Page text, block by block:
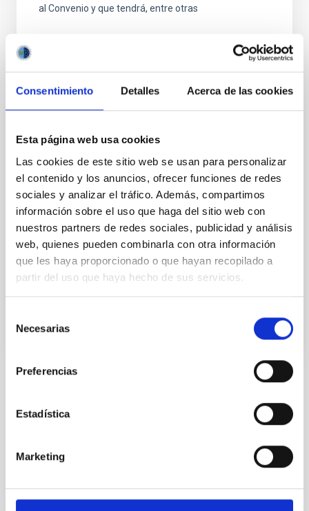
Consentimiento Detalles Acerca de las cookies
Esta página web usa cookies
Las cookies de este sitio web se usan para personalizar
el contenido y los anuncios, ofrecer funciones de redes
sociales y analizar el tráfico. Además, compartimos
información sobre el uso que haga del sitio web con
nuestros partners de redes sociales, publicidad y análisis
web, quienes pueden combinarla con otra información
que les haya proporcionado o que hayan recopilado a
partir del uso que haya hecho de sus servicios.
Necesarias
Preferencias
Estadística
Marketing
al Convenio y que tendrá, entre otras
MANTENIMIENTO GENERAL
OBSERVATORIOS (ORM-LA PALMA) - FIJO
LABORAL -PS-2026-031
Se convoca proceso selectivo para el ingreso, como
personal laboral fijo, de un puesto de trabajo con la
categoría profesional de Técnico/a Mantenimiento
General, acogido a Convenio y que tendrá
Desde el IAC siempre
estamos buscando gente
con talento.